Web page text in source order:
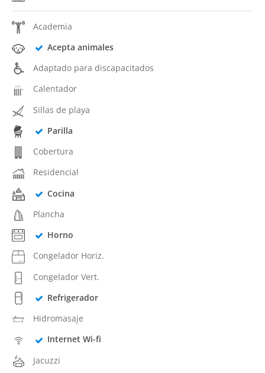
Academia
Acepta animales
Adaptado para discapacitados
Calentador
Sillas de playa
Parilla
Cobertura
Residencial
Cocina
Plancha
Horno
Congelador Horiz.
Congelador Vert.
Refrigerador
Hidromasaje
Internet Wi-fi
Jacuzzi